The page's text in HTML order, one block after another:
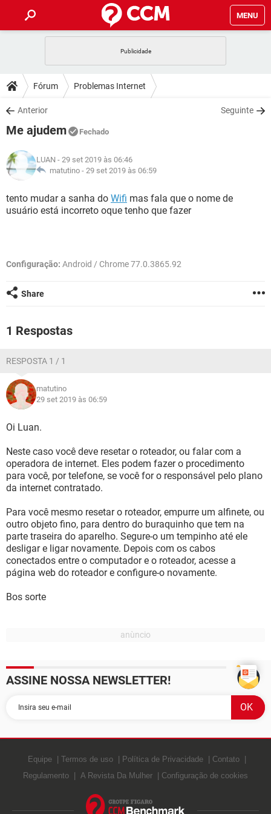
MENU
CELULAR FACEBOOK
OUTLOOK
INSTAGRAM
GUIA DE COMPRAS
DICAS
JOGOS WHATSAPP
INSTAGRAM
GUIA DE COMPRAS
DOWNLOADS
JOGOS
CELULAR
OUTLOOK EXCEL
INSTAGRAM GMAIL
GUIA DE COMPRAS
FÓRUM
JOGOS
CELULAR
OUTLOOK EXCEL
GLOSSÁRIO
WHATSAPP
CELULAR FACEBOOK
Fórum Problemas Internet
Anterior Seguinte
Me ajudem Fechado
LUAN - 29 set 2019 às 06:46
matutino - 29 set 2019 às 06:59
tento mudar a sanha do Wifi mas fala que o nome de
usuário está incorreto oque tenho que fazer
Configuração: Android / Chrome 77.0.3865.92
Share
1 Respostas
RESPOSTA 1 / 1
matutino
29 set 2019 às 06:59
Oi Luan.
Neste caso você deve resetar o roteador, ou falar com a
operadora de internet. Eles podem fazer o procedimento
para você, por telefone, se você for o responsável pelo plano
da internet contratado.
Para você mesmo resetar o roteador, empurre um alfinete, ou
outro objeto fino, para dentro do buraquinho que tem na
parte traseira do aparelho. Segure-o um tempinho até ele
desligar e ligar novamente. Depois com os cabos
conectados entre o computador e o roteador, acesse a
página web do roteador e configure-o novamente.
Bos sorte
ASSINE NOSSA NEWSLETTER!
Equipe Termos de uso Política de Privacidade
Contato
Regulamento
A Revista Da Mulher Configuração de cookies